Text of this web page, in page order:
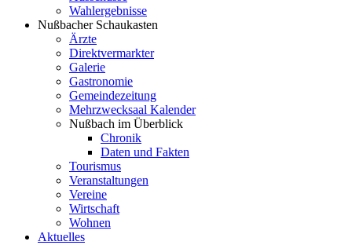
Wahlergebnisse
Nußbacher Schaukasten
Ärzte
Direktvermarkter
Galerie
Gastronomie
Gemeindezeitung
Mehrzwecksaal Kalender
Nußbach im Überblick
Chronik
Daten und Fakten
Tourismus
Veranstaltungen
Vereine
Wirtschaft
Wohnen
Aktuelles